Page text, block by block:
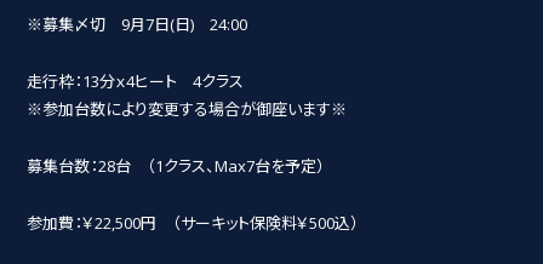
※募集〆切 9月7日(日) 24:00
走行枠：13分ｘ4ヒート 4クラス
※参加台数により変更する場合が御座います※
募集台数：28台 （1クラス、Max7台を予定）
参加費：￥22,500円 （サーキット保険料￥500込）